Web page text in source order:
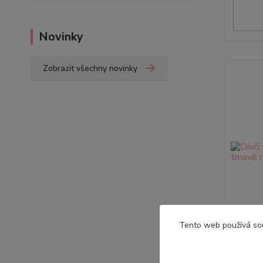
Novinky
Zobrazit všechny novinky
Tento web používá